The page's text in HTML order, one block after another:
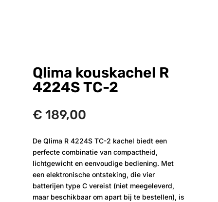
Qlima kouskachel R
4224S TC-2
€ 189,00
De Qlima R 4224S TC-2 kachel biedt een
perfecte combinatie van compactheid,
lichtgewicht en eenvoudige bediening. Met
een elektronische ontsteking, die vier
batterijen type C vereist (niet meegeleverd,
maar beschikbaar om apart bij te bestellen), is